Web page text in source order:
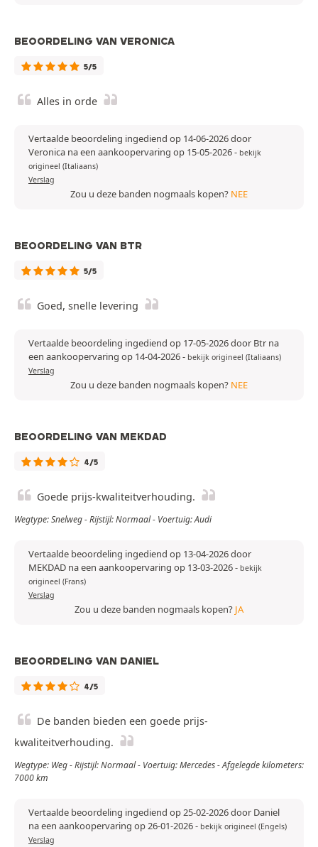
BEOORDELING VAN VERONICA
5/5
Alles in orde
Vertaalde beoordeling ingediend op 14-06-2026 door
Veronica na een aankoopervaring op 15-05-2026- bekijk
origineel (Italiaans)
Verslag
Zou u deze banden nogmaals kopen? NEE
BEOORDELING VAN BTR
5/5
Goed, snelle levering
Vertaalde beoordeling ingediend op 17-05-2026 door Btr na
een aankoopervaring op 14-04-2026- bekijk origineel (Italiaans)
Verslag
Zou u deze banden nogmaals kopen? NEE
BEOORDELING VAN MEKDAD
4/5
Goede prijs-kwaliteitverhouding.
Wegtype: Snelweg - Rijstijl: Normaal - Voertuig: Audi
Vertaalde beoordeling ingediend op 13-04-2026 door
MEKDAD na een aankoopervaring op 13-03-2026- bekijk
origineel (Frans)
Verslag
Zou u deze banden nogmaals kopen? JA
BEOORDELING VAN DANIEL
4/5
De banden bieden een goede prijs-
kwaliteitverhouding.
Wegtype: Weg - Rijstijl: Normaal - Voertuig: Mercedes - Afgelegde kilometers:
7000 km
Vertaalde beoordeling ingediend op 25-02-2026 door Daniel
na een aankoopervaring op 26-01-2026- bekijk origineel (Engels)
Verslag